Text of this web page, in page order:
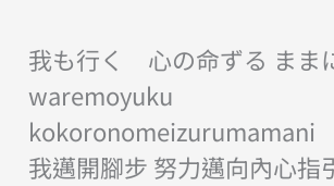
我も行く 心の命ずる まま
waremoyuku
kokoronomeizurumamani
我邁開腳步 努力邁向內心指